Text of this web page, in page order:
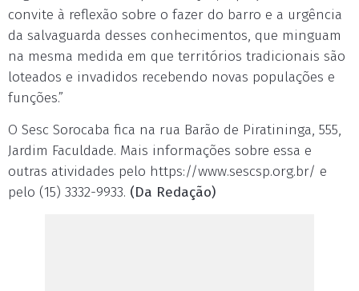
convite à reflexão sobre o fazer do barro e a urgência
da salvaguarda desses conhecimentos, que minguam
na mesma medida em que territórios tradicionais são
loteados e invadidos recebendo novas populações e
funções.”
O Sesc Sorocaba fica na rua Barão de Piratininga, 555,
Jardim Faculdade. Mais informações sobre essa e
outras atividades pelo https://www.sescsp.org.br/ e
pelo (15) 3332-9933. (Da Redação)